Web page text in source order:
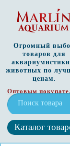
Огромный
товаров для
животных по
ценам.
Оптовым
Каталог